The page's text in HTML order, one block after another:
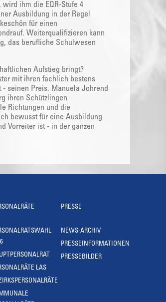
ihm die EQR-Stufe 4
Ausbildung in der Regel
für einen
Weiterqualifizieren kann
das berufliche Schulwesen
Aufstieg bringt?
mit ihren fachlich bestens
seinen Preis. Manuela Johrend
ihren Schützlingen
Richtungen und die
bewusst für eine Ausbildung
Vorreiter ist - in der ganzen
LAS
PRESSE
NEWS-ARCHIV
PRESSEINFORMATIONEN
PRESSEBILDER